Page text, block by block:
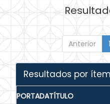
Anterior 1
Resultados por
PORTADATÍTULO